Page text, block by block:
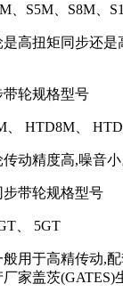
、S5M、S8M、
高扭矩同步还是
轮规格型号
、 HTD8M、
动精度高,噪音小
步带轮规格型号
、 5GT
用于高精传动,
家盖茨(GATES)